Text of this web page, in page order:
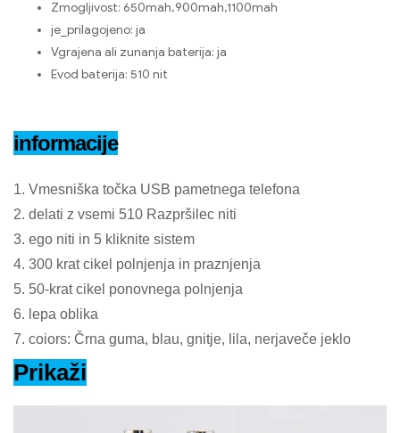
Zmogljivost: 650mah,900mah,1100mah
je_prilagojeno: ja
Vgrajena ali zunanja baterija: ja
Evod baterija: 510 nit
informacije
1. Vmesniška točka USB pametnega telefona
2. delati z vsemi 510 Razpršilec niti
3. ego niti in 5 kliknite sistem
4. 300 krat cikel polnjenja in praznjenja
5. 50-krat cikel ponovnega polnjenja
6. lepa oblika
7. coiors: Črna guma, blau, gnitje, lila, nerjaveče jeklo
Prikaži